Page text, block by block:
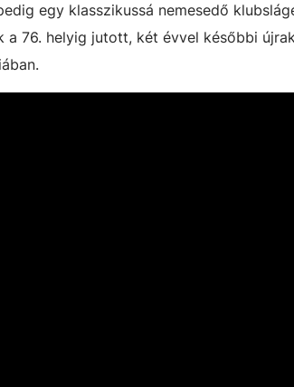
egy klasszikussá nemesedő
a 76. helyig jutott, két évvel későbbi